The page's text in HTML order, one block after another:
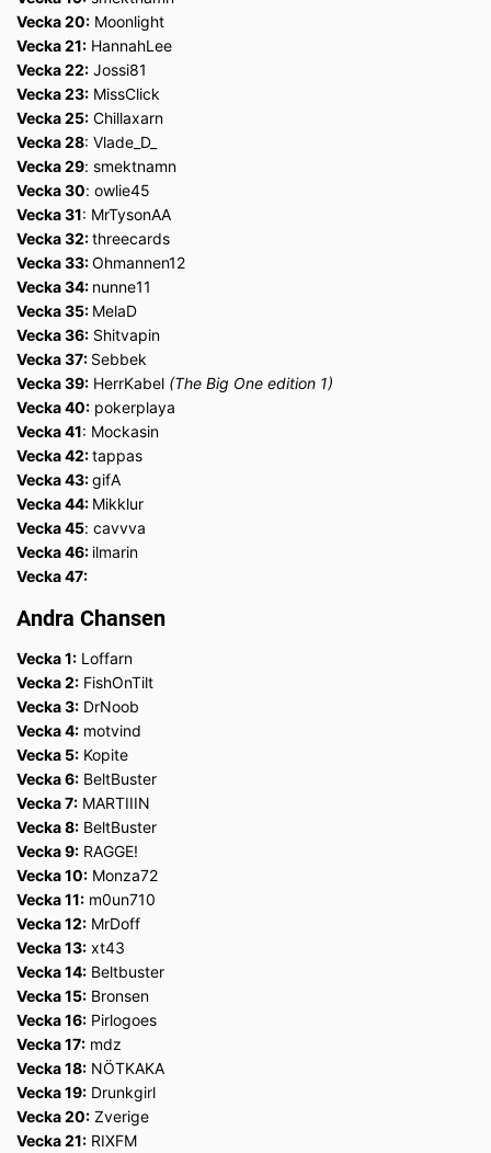
Vecka 20: Moonlight
Vecka 21: HannahLee
Vecka 22: Jossi81
Vecka 23: MissClick
Vecka 25: Chillaxarn
Vecka 28: Vlade_D_
Vecka 29: smektnamn
Vecka 30: owlie45
Vecka 31: MrTysonAA
Vecka 32:threecards
Vecka 33:Ohmannen12
Vecka 34: nunne11
Vecka 35: MelaD
Vecka 36: Shitvapin
Vecka 37: Sebbek
Vecka 39: HerrKabel (The Big One edition 1)
Vecka 40: pokerplaya
Vecka 41: Mockasin
Vecka 42:tappas
Vecka 43:gifA
Vecka 44: Mikklur
Vecka 45: cavvva
Vecka 46: ilmarin
Vecka 47:
Andra Chansen
Vecka 1: Loffarn
Vecka 2: FishOnTilt
Vecka 3: DrNoob
Vecka 4: motvind
Vecka 5: Kopite
Vecka 6: BeltBuster
Vecka 7: MARTIIIN
Vecka 8: BeltBuster
Vecka 9: RAGGE!
Vecka 10: Monza72
Vecka 11: m0un710
Vecka 12: MrDoff
Vecka 13: xt43
Vecka 14: Beltbuster
Vecka 15: Bronsen
Vecka 16: Pirlogoes
Vecka 17: mdz
Vecka 18: NÖTKAKA
Vecka 19: Drunkgirl
Vecka 20: Zverige
Vecka 21: RIXFM